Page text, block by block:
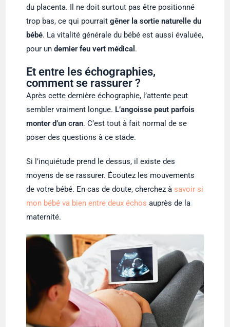
du placenta. Il ne doit surtout pas être positionné
trop bas, ce qui pourraitgêner la sortie naturelle du
bébé. La vitalité générale du bébé est aussi évaluée,
pour undernier feu vert médical .
Et entre les échographies,
comment se rassurer ?
Après cette dernière échographie, l’attente peut
sembler vraiment longue. L’angoisse peut parfois
monter d’un cran. C’est tout à fait normal de se
poser des questions à ce stade.
Si l’inquiétude prend le dessus, il existe des
moyens de se rassurer. Écoutez les mouvements
de votre bébé. En cas de doute, cherchez à savoir si
mon bébé va bien entre deux échos auprès de la
maternité.